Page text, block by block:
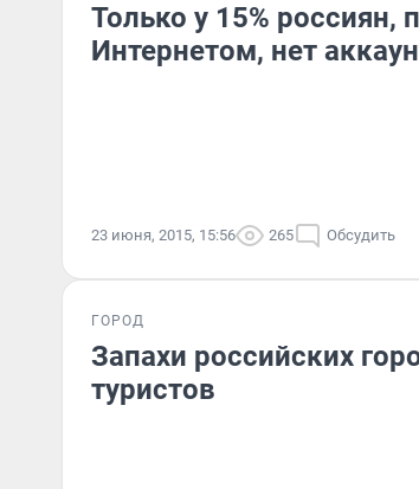
Только у 15% россиян,
Интернетом, нет
23 июня, 2015, 15:56 265 Обсудить
ГОРОД
Запахи российских
туристов